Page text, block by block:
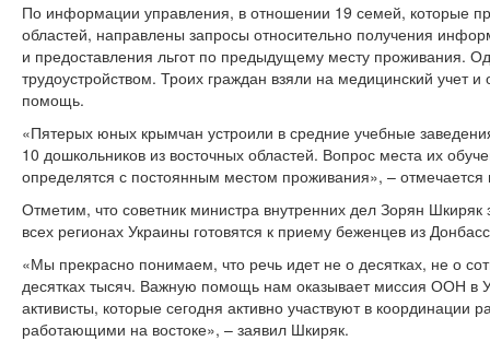
По информации управления, в отношении 19 семей, которые
областей, направлены запросы относительно получения
и предоставления льгот по предыдущему месту проживания.
трудоустройством. Троих граждан взяли на медицинский учет
помощь.
«Пятерых юных крымчан устроили в средние учебные
10 дошкольников из восточных областей. Вопрос места их
определятся с постоянным местом проживания», –
Отметим, что советник министра внутренних дел Зорян Шкиряк
всех регионах Украины готовятся к приему беженцев из
«Мы прекрасно понимаем, что речь идет не о десятках, не о
десятках тысяч. Важную помощь нам оказывает миссия ООН в
активисты, которые сегодня активно участвуют в координации
работающими на востоке», – заявил Шкиряк.